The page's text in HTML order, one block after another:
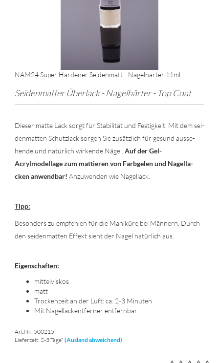
NAM24 Super Har­de­ner Sei­den­matt - Na­gel­här­ter 11ml
Sei­den­mat­ter Über­lack - Na­gel­här­ter - Top Coat
Die­ser matte Lack sorgt für Sta­bi­li­tät und Fes­tig­keit. Mit dem sei­
den­mat­ten Schutz­lack sor­gen Sie zu­sätz­lich für ge­sund aus­se­
hen­de und na­tür­lich wir­ken­de Nägel. Auf der Gel-​
Acrylmodellage zum mat­tie­ren von Farb­ge­len und Na­gel­la­
cken an­wend­bar! An­zu­wen­den wie Na­gel­lack.
Tipp:
Be­son­ders zu emp­feh­len für die Ma­ni­kü­re bei Män­nern. Durch
den sei­den­mat­ten Ef­fekt sieht der Nagel na­tür­lich aus.
Ei­gen­schaf­ten:
mit­tel­vis­kos
matt
Tro­cken­zeit an der Luft: ca. 2-3 Mi­nu­ten
Mit Na­gel­lack­ent­fer­ner ent­fern­bar
Art.Nr.: 500215
Lieferzeit: 2-3 Tage* (Ausland abweichend)